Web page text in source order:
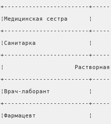
+------------------------
¦Медицинская сестра
+------------------------
¦Санитарка               ¦
+------------------------
¦
+------------------------
¦Врач-лаборант
+------------------------
¦Фармацевт               ¦